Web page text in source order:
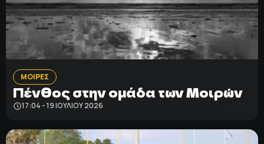
ΜΟΙΡΕΣ
Πένθος στην ομάδα των Μοιρών
17:04 - 19 ΙΟΥΛΊΟΥ 2026